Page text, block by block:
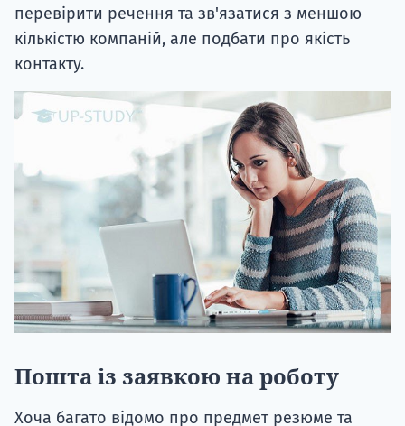
перевірити речення та зв'язатися з меншою
кількістю компаній, але подбати про якість
контакту.
Пошта із заявкою на роботу
Хоча багато відомо про предмет резюме та